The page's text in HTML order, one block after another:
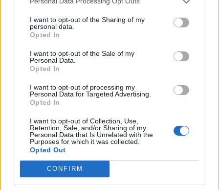
I want to opt-out of the Sharing of my
personal data.
Opted In
I want to opt-out of the Sale of my
Personal Data.
Opted In
I want to opt-out of processing my
Personal Data for Targeted Advertising.
Opted In
I want to opt-out of Collection, Use,
Retention, Sale, and/or Sharing of my
Personal Data that Is Unrelated with the
Purposes for which it was collected.
Opted Out
CONFIRM
comise de PSD-AUR: ”Vom analiza
cu atenție modificările aduse legii.
financiare”
Sabotaj grav al PNRR, de către
pierdem 5 miliarde de euro și nu
câștigăm niciun kilowatt! Explicațiile
convingătoare ale ministrului